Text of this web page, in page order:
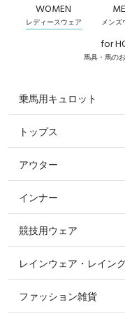
WOMEN
レディースウェア メンズ
for
馬具・馬の
乗馬用キュロット
すべてのキュロット
フルグリップ・尻革
ニーグリップ・膝革
トップス
すべてのトップス
ポロシャツ
カットソー・Tシャ
アウター
すべてのアウター
コート
ジャケット・ブルゾ
インナー
競技用ウェア
すべての競技用ウェ
ショージャケット
レインウェア・レイン
ファッション雑貨